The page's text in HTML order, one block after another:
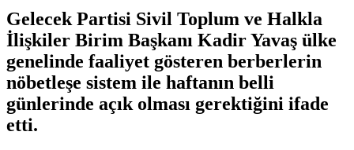
Gelecek Partisi Sivil Toplum ve Halkla
İlişkiler Birim Başkanı Kadir Yavaş ülke
genelinde faaliyet gösteren berberlerin
nöbetleşe sistem ile haftanın belli
günlerinde açık olması gerektiğini ifade
etti.